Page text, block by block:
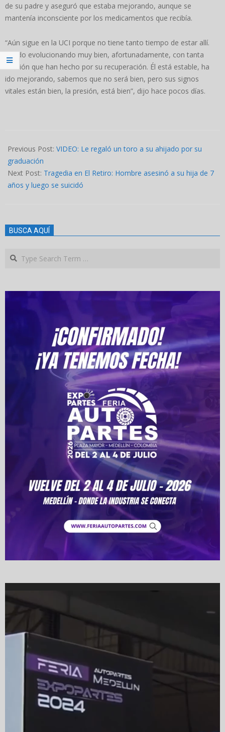
de su padre y aseguró que estaba mejorando, aunque se
mantenía inconsciente por los medicamentos que recibía.
“Aún sigue en la UCI porque no tiene tanto tiempo de estar allí.
Ha ido evolucionando muy bien, afortunadamente, con tanta
oración que han hecho por su recuperación. Él está estable, ha
ido mejorando, sabemos que no será bien, pero sus signos
vitales están bien, la presión, está bien”, dijo hace pocos días.
12-
23
Previous Post: VIDEO: Le regaló un toro a su ahijado por su
graduación
Next Post: Tragedia en El Retiro: Hombre asesinó a su hija de 7
años y luego se suicidó
BUSCA AQUÍ
Search
Player